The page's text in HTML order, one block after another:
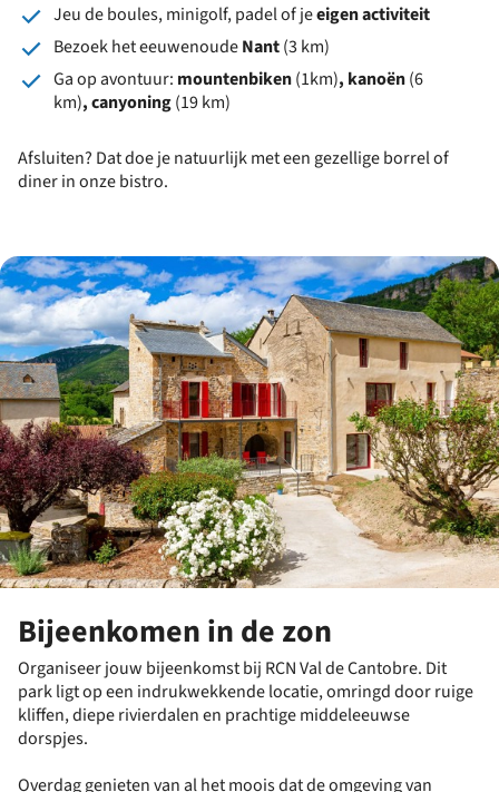
Jeu de boules, minigolf, padel of jeeigen activiteit
Bezoek het eeuwenoudeNant(3 km)
Ga op avontuur: mountenbiken(1km), kanoën(6
km),canyoning(19 km)
Afsluiten? Dat doe je natuurlijk met een gezellige borrel of
diner in onze bistro.
Bijeenkomen in de zon
Organiseer jouw bijeenkomst bij RCN Val de Cantobre. Dit
park ligt op een indrukwekkende locatie, omringd door ruige
kliffen, diepe rivierdalen en prachtige middeleeuwse
dorspjes.
Overdag genieten van al het moois dat de omgeving van